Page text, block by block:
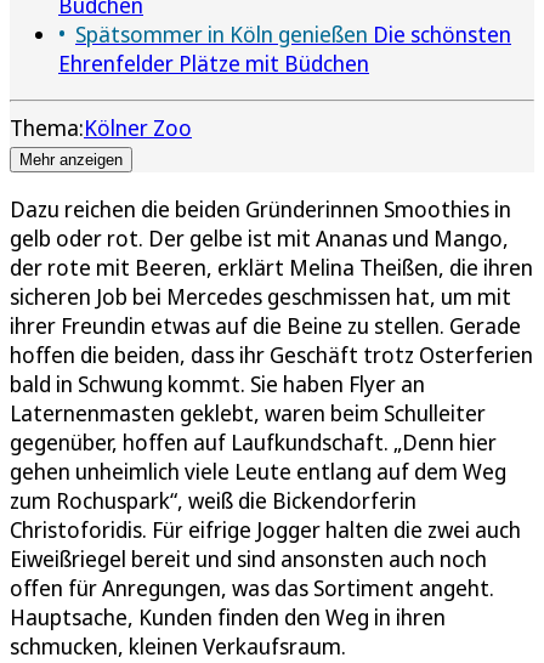
Spätsommer in Köln genießen Die schönsten
Ehrenfelder Plätze mit Büdchen
Thema:Kölner Zoo
Mehr anzeigen
Dazu reichen die beiden Gründerinnen Smoothies in
gelb oder rot. Der gelbe ist mit Ananas und Mango,
der rote mit Beeren, erklärt Melina Theißen, die ihren
sicheren Job bei Mercedes geschmissen hat, um mit
ihrer Freundin etwas auf die Beine zu stellen. Gerade
hoffen die beiden, dass ihr Geschäft trotz Osterferien
bald in Schwung kommt. Sie haben Flyer an
Laternenmasten geklebt, waren beim Schulleiter
gegenüber, hoffen auf Laufkundschaft. „Denn hier
gehen unheimlich viele Leute entlang auf dem Weg
zum Rochuspark“, weiß die Bickendorferin
Christoforidis. Für eifrige Jogger halten die zwei auch
Eiweißriegel bereit und sind ansonsten auch noch
offen für Anregungen, was das Sortiment angeht.
Hauptsache, Kunden finden den Weg in ihren
schmucken, kleinen Verkaufsraum.